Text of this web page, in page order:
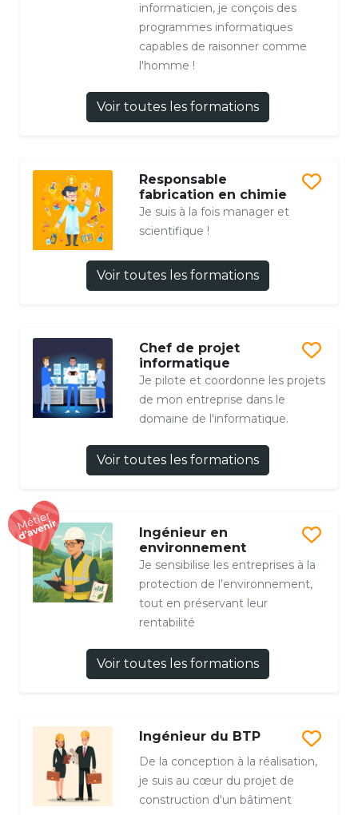
informaticien, je conçois des
programmes informatiques
capables de raisonner comme
l'homme !
Voir toutes les formations
Responsable
fabrication en chimie
Je suis à la fois manager et
scientifique !
Voir toutes les formations
Chef de projet
informatique
Je pilote et coordonne les projets
de mon entreprise dans le
domaine de l'informatique.
Voir toutes les formations
Ingénieur en
environnement
Je sensibilise les entreprises à la
protection de l’environnement,
tout en préservant leur
rentabilité
Voir toutes les formations
Ingénieur du BTP
De la conception à la réalisation,
je suis au cœur du projet de
construction d'un bâtiment